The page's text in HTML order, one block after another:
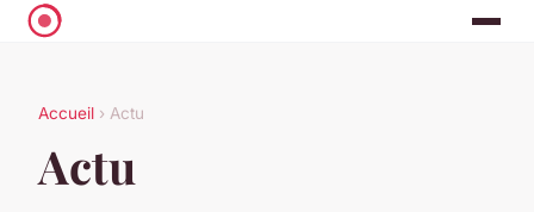
Accueil › Actu
Actu